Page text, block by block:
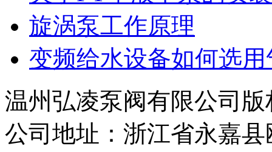
旋涡泵工作原理
变频给水设备如何选
温州弘凌泵阀有限公司
公司地址：浙江省永嘉